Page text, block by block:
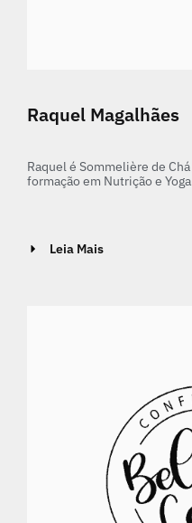
Raquel Magalhães
Raquel é Sommelière de
formação em Nutrição e
Leia Mais